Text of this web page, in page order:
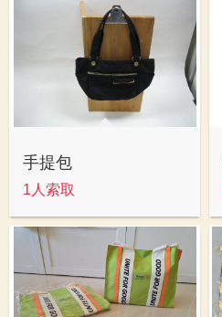
手提包
1人索取